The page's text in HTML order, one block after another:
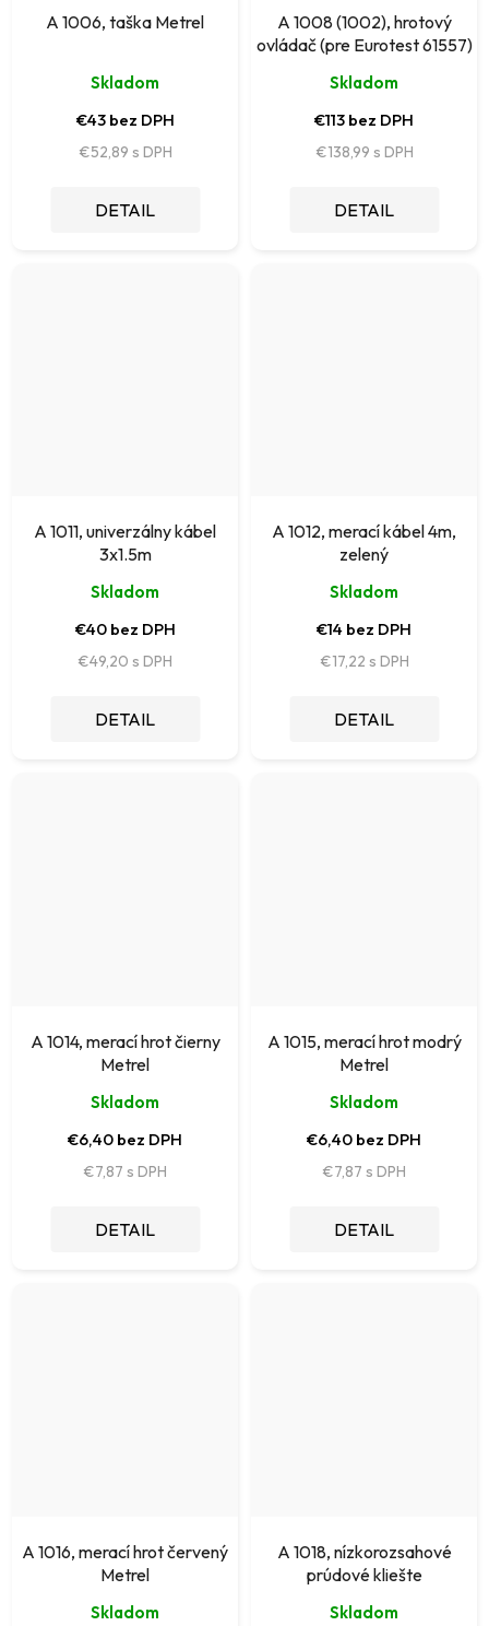
A 1006, taška Metrel
Skladom
€43 bez DPH
€52,89
DETAIL
A 1008 (1002), hrotový
ovládač (pre Eurotest 61557)
Skladom
€113 bez DPH
€138,99
DETAIL
A 1011, univerzálny kábel
3x1.5m
Skladom
€40 bez DPH
€49,20
DETAIL
A 1012, merací kábel 4m,
zelený
Skladom
€14 bez DPH
€17,22
DETAIL
A 1014, merací hrot čierny
Metrel
Skladom
€6,40 bez DPH
€7,87
DETAIL
A 1015, merací hrot modrý
Metrel
Skladom
€6,40 bez DPH
€7,87
DETAIL
A 1016, merací hrot červený
Metrel
Skladom
A 1018, nízkorozsahové
prúdové kliešte
Skladom